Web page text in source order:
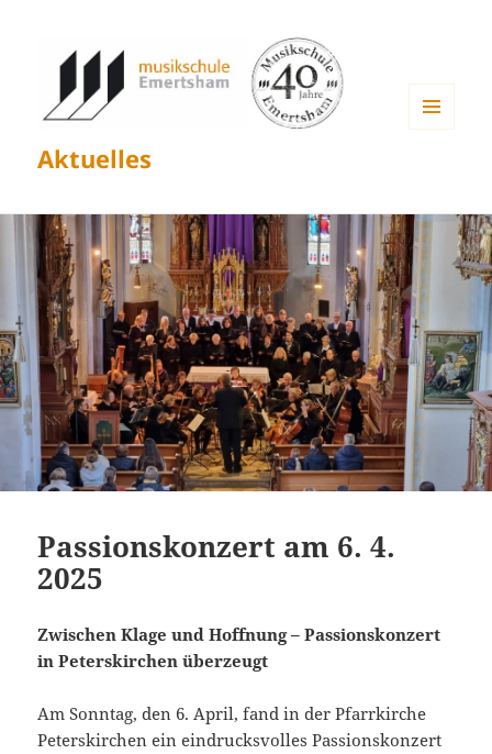
Aktuelles
Passionskonzert am 6. 4.
2025
Zwischen Klage und Hoffnung – Passionskonzert
in Peterskirchen überzeugt
Am Sonntag, den 6. April, fand in der Pfarrkirche
Peterskirchen ein eindrucksvolles Passionskonzert